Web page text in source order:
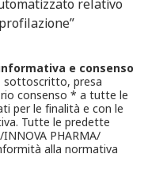
relativo
e consenso
sottoscritto, presa
consenso * a tutte le
per le finalità e con le
Tutte le predette
PHARMA/
alla normativa